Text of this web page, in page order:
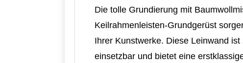
Die tolle Grundierung mit
Keilrahmenleisten-Grundgerüst
Ihrer Kunstwerke. Diese Leinwand
einsetzbar und bietet eine